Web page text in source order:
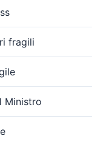
fragili
Ministro